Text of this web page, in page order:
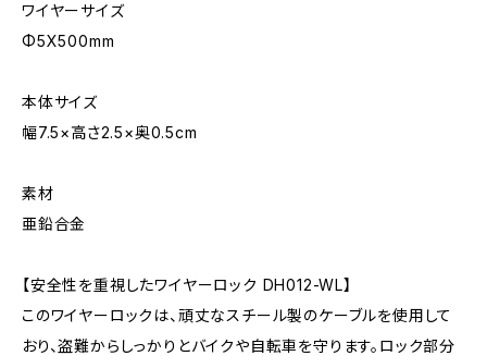
ワイヤーサイズ
Φ5X500mm
本体サイズ
幅7.5×高さ2.5×奥0.5cm
素材
亜鉛合金
【安全性を重視したワイヤーロック DH012-WL】
このワイヤーロックは、頑丈なスチール製のケーブルを使用して
おり、盗難からしっかりとバイクや自転車を守ります。ロック部分